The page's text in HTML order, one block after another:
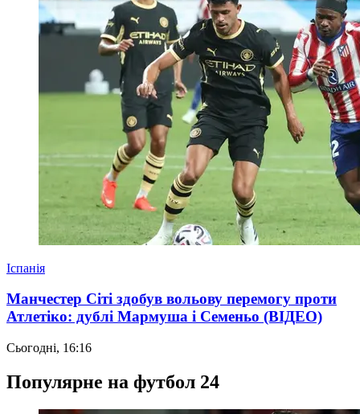
Іспанія
Манчестер Сіті здобув вольову перемогу проти
Атлетіко: дублі Мармуша і Семеньо (ВІДЕО)
Сьогодні, 16:16
Популярне на футбол 24